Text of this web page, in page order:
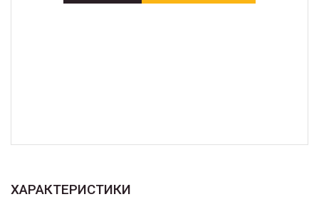
ХАРАКТЕРИСТИКИ